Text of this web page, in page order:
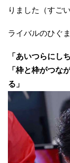
りました（すご
ライバルのひぐ
「あいつらにし
「枠と枠がつな
る」